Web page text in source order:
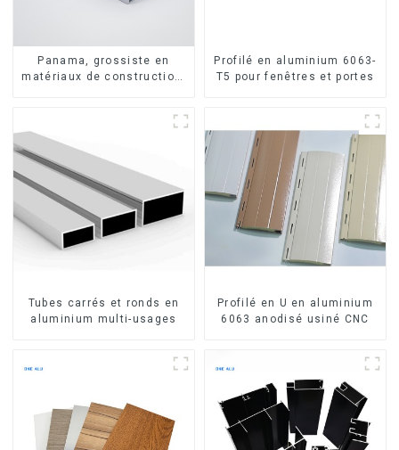
Panama, grossiste en
matériaux de construction,
Profilé en aluminium 6063-
T5 pour fenêtres et portes
Tubes carrés et ronds en
aluminium multi-usages
Profilé en U en aluminium
6063 anodisé usiné CNC